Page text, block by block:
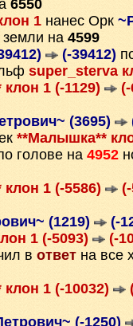
6550
1 нанес Орк
земли на 4599
(-39412)
super_sterva
1 (-1129)
(3695)
**Малышка**
голове на 4952
1 (-5586)
(1219)
(-
1 (-5093)
(-
в ответ на все
1 (-10032)
(-1250)